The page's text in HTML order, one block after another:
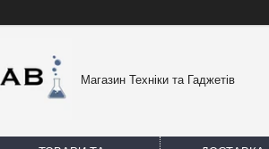
Магазин Техніки та Гаджетів